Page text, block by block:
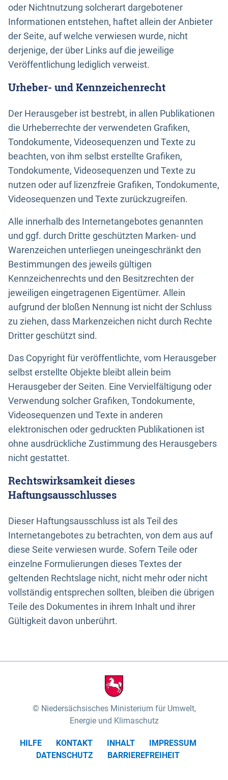
oder Nichtnutzung solcherart dargebotener
Informationen entstehen, haftet allein der Anbieter
der Seite, auf welche verwiesen wurde, nicht
derjenige, der über Links auf die jeweilige
Veröffentlichung lediglich verweist.
Urheber- und Kennzeichenrecht
Der Herausgeber ist bestrebt, in allen Publikationen
die Urheberrechte der verwendeten Grafiken,
Tondokumente, Videosequenzen und Texte zu
beachten, von ihm selbst erstellte Grafiken,
Tondokumente, Videosequenzen und Texte zu
nutzen oder auf lizenzfreie Grafiken, Tondokumente,
Videosequenzen und Texte zurückzugreifen.
Alle innerhalb des Internetangebotes genannten
und ggf. durch Dritte geschützten Marken- und
Warenzeichen unterliegen uneingeschränkt den
Bestimmungen des jeweils gültigen
Kennzeichenrechts und den Besitzrechten der
jeweiligen eingetragenen Eigentümer. Allein
aufgrund der bloßen Nennung ist nicht der Schluss
zu ziehen, dass Markenzeichen nicht durch Rechte
Dritter geschützt sind.
Das Copyright für veröffentlichte, vom Herausgeber
selbst erstellte Objekte bleibt allein beim
Herausgeber der Seiten. Eine Vervielfältigung oder
Verwendung solcher Grafiken, Tondokumente,
Videosequenzen und Texte in anderen
elektronischen oder gedruckten Publikationen ist
ohne ausdrückliche Zustimmung des Herausgebers
nicht gestattet.
Rechtswirksamkeit dieses
Haftungsausschlusses
Dieser Haftungsausschluss ist als Teil des
Internetangebotes zu betrachten, von dem aus auf
diese Seite verwiesen wurde. Sofern Teile oder
einzelne Formulierungen dieses Textes der
geltenden Rechtslage nicht, nicht mehr oder nicht
vollständig entsprechen sollten, bleiben die übrigen
Teile des Dokumentes in ihrem Inhalt und ihrer
Gültigkeit davon unberührt.
Niedersächsisches Ministerium für Umwelt,
Energie und Klimaschutz
HILFE KONTAKT INHALT
IMPRESSUM
DATENSCHUTZ
BARRIEREFREIHEIT